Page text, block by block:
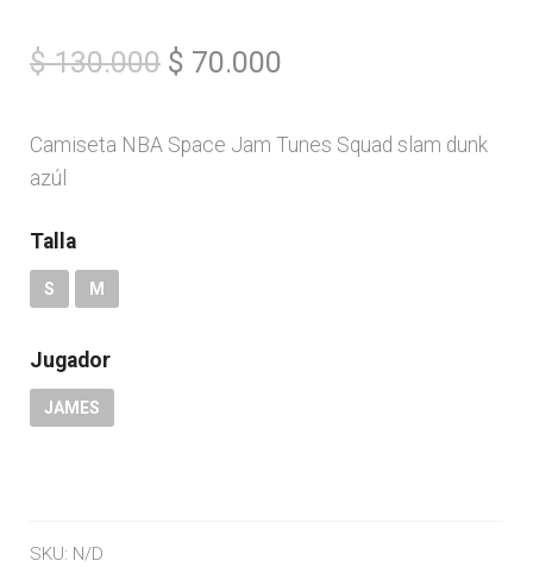
$130.000 El
original
$ 70.000El
actual
Camiseta NBA Space Jam Tunes Squad slam dunk
azúl
Talla
S M
Jugador
JAMES
SKU: N/D